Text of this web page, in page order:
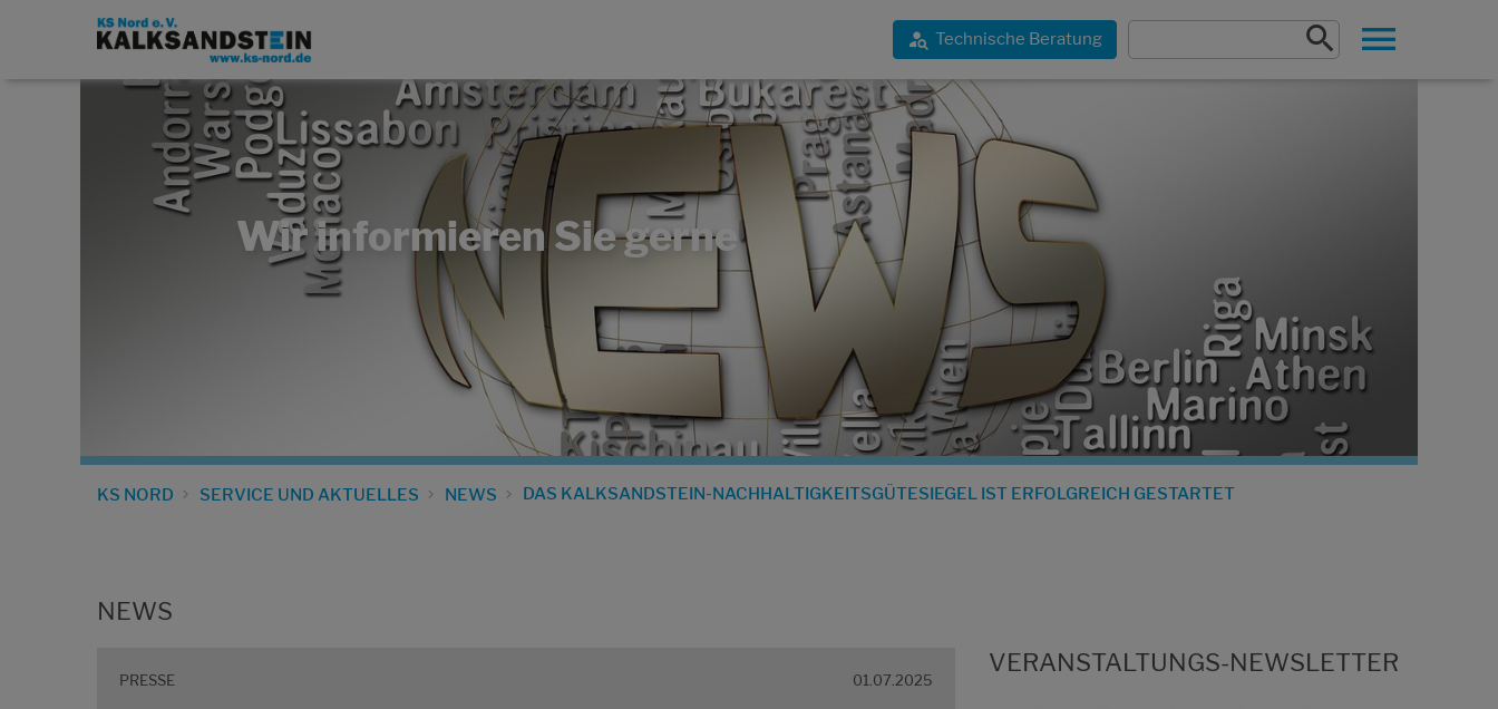
Technische Beratung
Wir informieren Sie gerne
KS NORD SERVICE UND AKTUELLES NEWS DAS KALKSANDSTEIN-NACHHALTIGKEITSGÜTESIEGEL IST ERFOLGREICH GESTARTET
NEWS
PRESSE 01.07.2025
VERANSTALTUNGS-NEWSLETTER